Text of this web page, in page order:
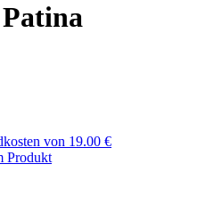
von 19.00 €
Produkt